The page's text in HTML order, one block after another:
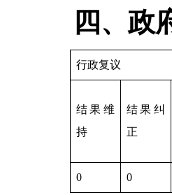
四、政
行政复议
结果维
持
结果纠
正
0 0